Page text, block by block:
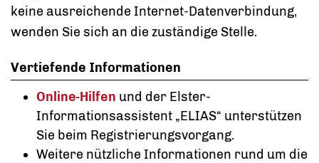
keine ausreichende Internet-Datenverbindung,
wenden Sie sich an die zuständige Stelle.
Vertiefende Informationen
Online-Hilfen und der Elster-
Informationsassistent „ELIAS“ unterstützen
Sie beim Registrierungsvorgang.
Weitere nützliche Informationen rund um die